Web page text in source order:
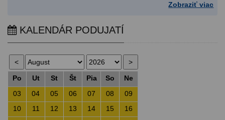
Zobraziť viac
KALENDÁR PODUJATÍ
Po Ut St Št Pia So
Ne
03
04 05 06 07 08
09
10
11 12 13 14 15
16